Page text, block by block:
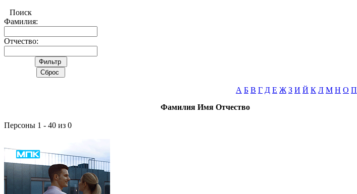
Поиск
Фамилия:
Отчество:
А Б В Г Д Е Ж З И Й К Л М Н О П
Фамилия Имя Отчество
Персоны 1 - 40 из 0